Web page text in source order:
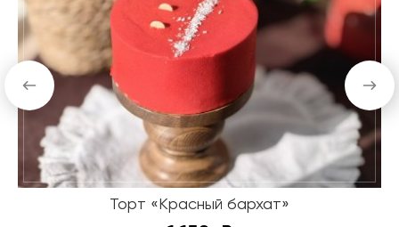
Торт «Красный бархат»